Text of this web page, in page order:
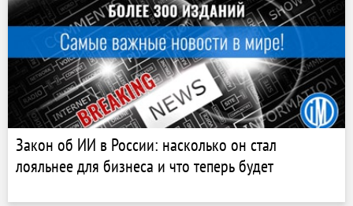
Закон об ИИ в России: насколько он стал
лояльнее для бизнеса и что теперь будет